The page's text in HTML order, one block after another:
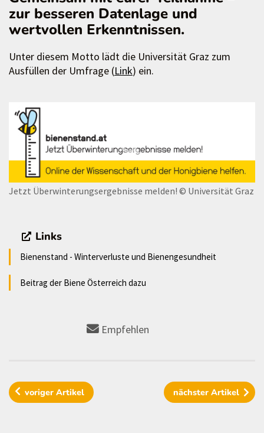
zur besseren Datenlage und
wertvollen Erkenntnissen.
Unter diesem Motto lädt die Universität Graz zum
Ausfüllen der Umfrage (Link) ein.
Jetzt Überwinterungsergebnisse melden! © Universität Graz
Links
Bienenstand - Winterverluste und Bienengesundheit
Beitrag der Biene Österreich dazu
Empfehlen
vorigerArtikel nächster Artikel